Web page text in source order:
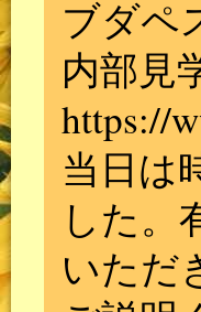
ブダペ
内部見
https://
当日は
した。
いただ